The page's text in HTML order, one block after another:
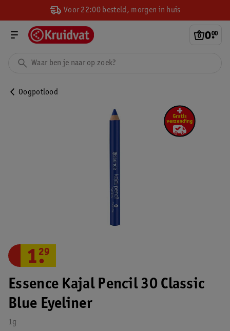
Voor 22:00 besteld, morgen in huis
0.
00
Oogpotlood
Essence Kajal Pencil 30 Classic
Blue Eyeliner
1g
1.
29